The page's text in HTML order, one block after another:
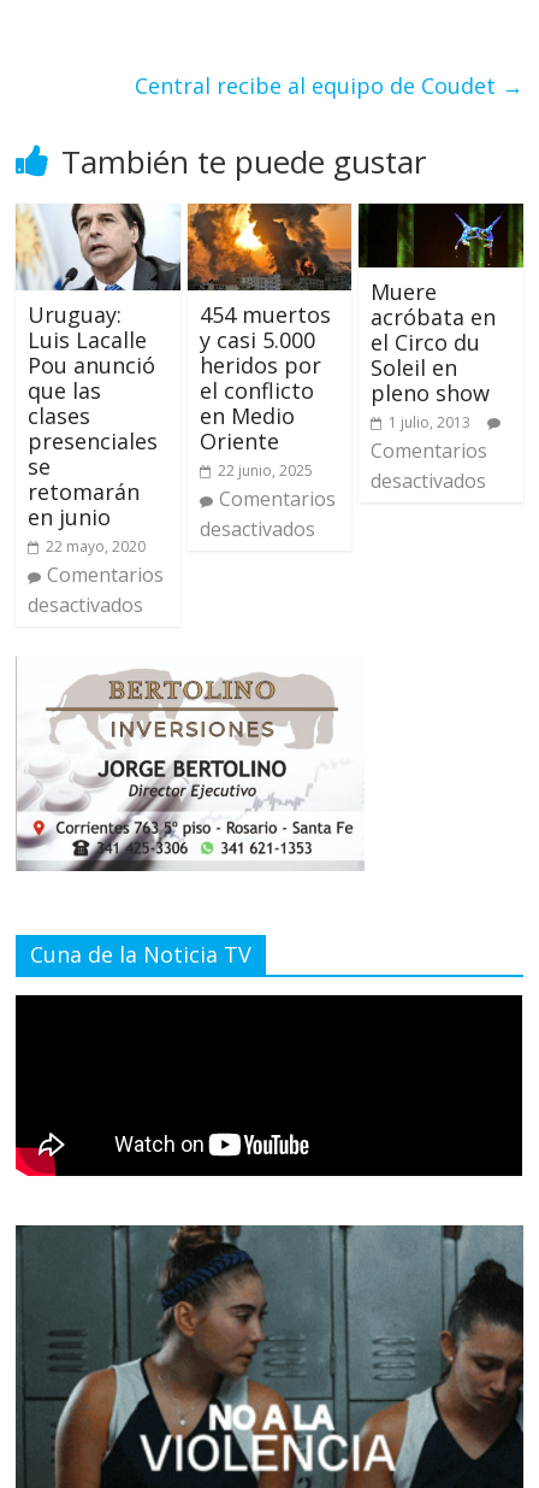
Central recibe al equipo de Coudet →
También te puede gustar
Uruguay:
Luis Lacalle
Pou anunció
que las
clases
presenciales
se
retomarán
en junio
22 mayo, 2020
Comentarios
desactivados
454 muertos
y casi 5.000
heridos por
el conflicto
en Medio
Oriente
22 junio, 2025
Comentarios
desactivados
Muere
acróbata en
el Circo du
Soleil en
pleno show
1 julio, 2013
Comentarios
desactivados
Cuna de la Noticia TV